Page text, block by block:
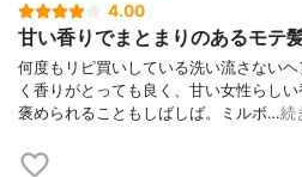
4.00
甘い香りでまとまりのあるモテ
何度もリピ買いしている洗い流さない
く香りがとっても良く、甘い女性らし
褒められることもしばしば。ミルボ…続